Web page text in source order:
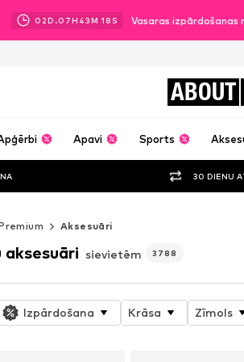
02D.07H 43M 17 S Vasaras izpārdošanas
ABOUT
Apavi Sports
30 DIENU
Aksesuāri
aksesuāri sievietēm 3788
Izpārdošana Krāsa Zīmols